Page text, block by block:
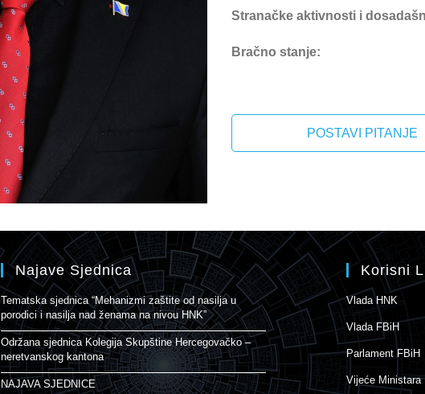
Stranačke aktivnosti i
Bračno stanje:
POSTAVI PITANJE
Najave Sjednica
Tematska sjednica “Mehanizmi zaštite od nasilja u
porodici i nasilja nad ženama na nivou HNK”
Održana sjednica Kolegija Skupštine Hercegovačko –
neretvanskog kantona
NAJAVA SJEDNICE
Korisni
Vlada HNK
Vlada FBiH
Parlament FBiH
Vijeće Ministara